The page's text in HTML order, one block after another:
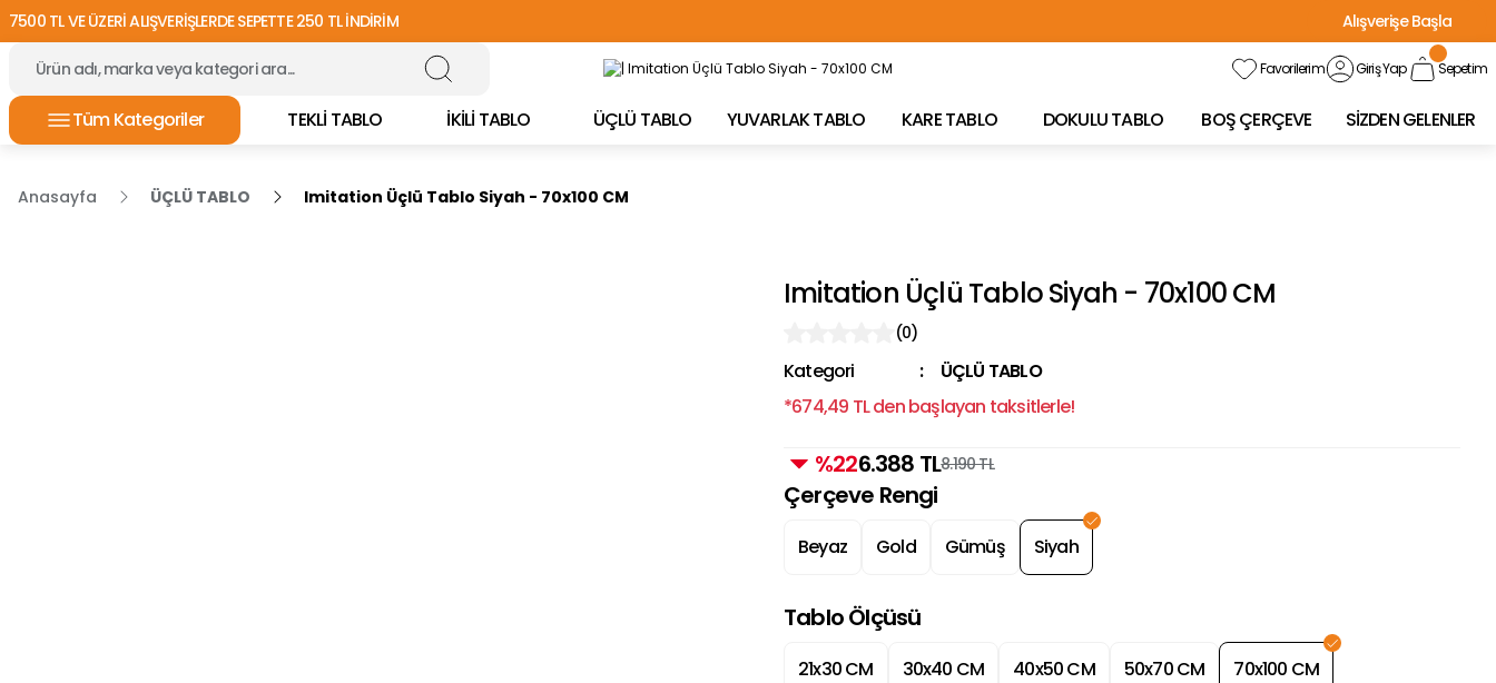
7500 TL VE ÜZERİ ALIŞVERİŞLERDE SEPETTE 250 TL İNDİRİM
Alışverişe Başla
TÜRKİYE'NİN HER YERİNE ÜCRETSİZ KARGO!
Favorilerim Giriş Yap Sepetim
Tüm Kategoriler TEKLİ TABLO İKİLİ TABLO ÜÇLÜ TABLO YUVARLAK TABLO KARE TABLO DOKULU TABLO BOŞ ÇERÇEVE SİZDEN GELENLER
Anasayfa ÜÇLÜ TABLO Imitation Üçlü Tablo Siyah - 70x100 CM
Imitation Üçlü Tablo Siyah - 70x100 CM
(0)
Kategori
ÜÇLÜ TABLO
*674,49 TL den başlayan taksitlerle!
%226.388 TL8.190 TL
Çerçeve Rengi
Beyaz Gold Gümüş Siyah
Tablo Ölçüsü
21x30 CM 30x40 CM 40x50 CM 50x70 CM 70x100 CM